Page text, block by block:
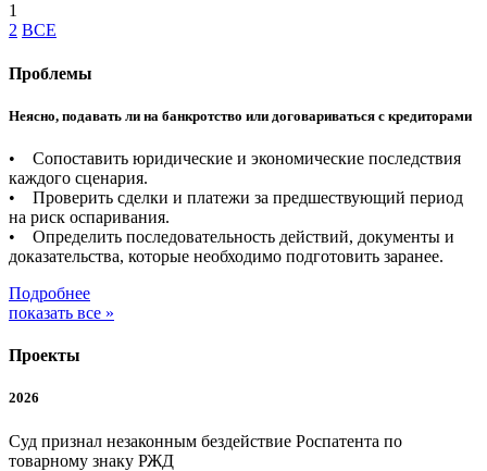
1
2 ВСЕ
Проблемы
Неясно, подавать ли на банкротство или договариваться с кредиторами
• Сопоставить юридические и экономические последствия
каждого сценария.
• Проверить сделки и платежи за предшествующий период
на риск оспаривания.
• Определить последовательность действий, документы и
доказательства, которые необходимо подготовить заранее.
Подробнее
показать все »
Проекты
2026
Суд признал незаконным бездействие Роспатента по
товарному знаку РЖД